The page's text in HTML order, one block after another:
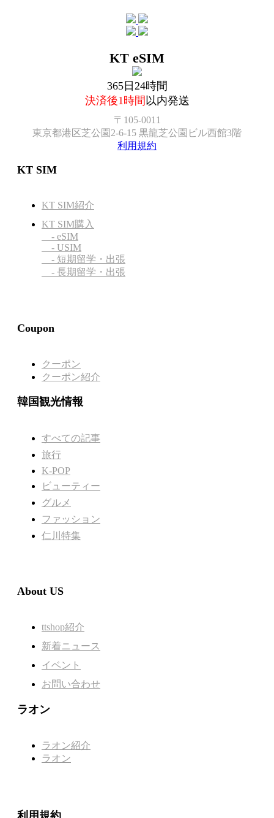
KT eSIM
365日24時間
決済後1時間以内発送
〒105-0011
東京都港区芝公園2-6-15 黒龍芝公園ビル西館3階
利用規約
KT SIM
KT SIM紹介
KT SIM購入
- eSIM
- USIM
- 短期留学・出張
- 長期留学・出張
Coupon
クーポン
クーポン紹介
韓国観光情報
すべての記事
旅行
K-POP
ビューティー
グルメ
ファッション
仁川特集
About US
ttshop紹介
新着ニュース
イベント
お問い合わせ
ラオン
ラオン紹介
ラオン
利用規約